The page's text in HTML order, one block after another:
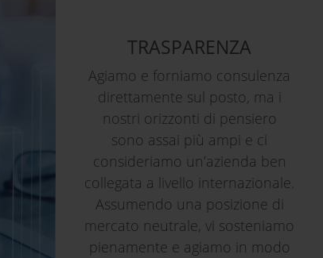
TRASPARENZA
Agiamo e forniamo consulenza
direttamente sul posto, ma i
nostri orizzonti di pensiero
sono assai più ampi e ci
consideriamo un’azienda ben
collegata a livello internazionale.
Assumendo una posizione di
mercato neutrale, vi sosteniamo
pienamente e agiamo in modo